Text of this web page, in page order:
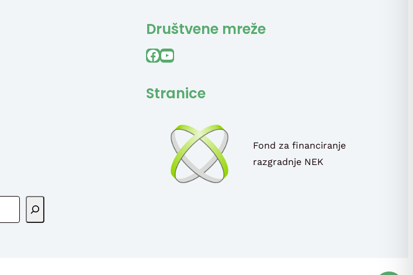
Društvene mreže
Facebook YouTube
Stranice
Fond za financiranje
razgradnje NEK